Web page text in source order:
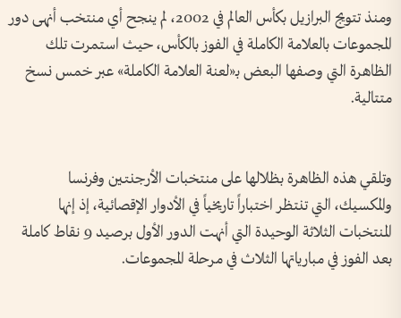
ومنذ تتويج البرازيل بكأس العالم في 2002، لم ينجح أي منتخب أنهى دور
المجموعات بالعلامة الكاملة في الفوز بالكأس، حيث استمرت تلك
الظاهرة التي وصفها البعض بـ«لعنة العلامة الكاملة» عبر خمس نسخ
متتالية.
وتلقي هذه الظاهرة بظلالها على منتخبات الأرجنتين وفرنسا
والمكسيك، التي تنتظر اختباراً تاريخياً في الأدوار الإقصائية، إذ إنها
المنتخبات الثلاثة الوحيدة التي أنهت الدور الأول برصيد 9 نقاط كاملة
بعد الفوز في مبارياتها الثلاث في مرحلة المجموعات.